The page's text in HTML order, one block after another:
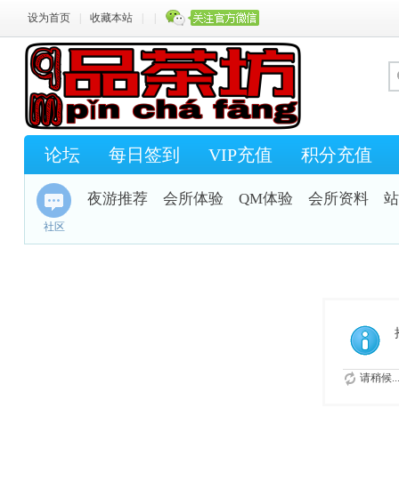
设为首页 收藏本站
论坛 每日签到 VIP充值 积分充值
社区
夜游推荐 会所体验 QM体验 会所资料
请稍候...